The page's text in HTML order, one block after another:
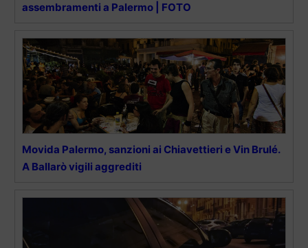
assembramenti a Palermo | FOTO
Movida Palermo, sanzioni ai Chiavettieri e Vin Brulé.
A Ballarò vigili aggrediti